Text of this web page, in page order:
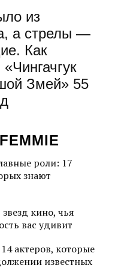
из
а стрелы —
Как
Змей» 55
роли: 17
знают
кино, чья
вас удивит
актеров, которые
известных